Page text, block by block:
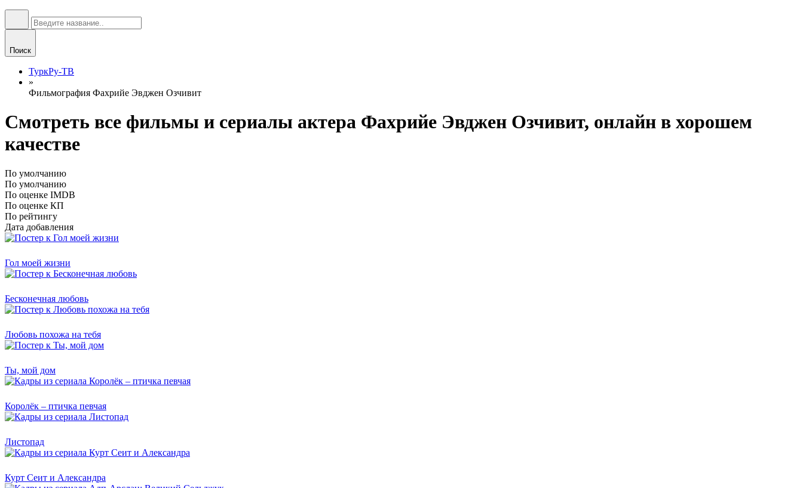
Поиск
ТуркРу-ТВ
»
Фильмография Фахрийе Эвджен Озчивит
Смотреть все фильмы и сериалы актера Фахрийе Эвджен Озчивит, онлайн в хорошем
качестве
По умолчанию
По умолчанию
По оценке IMDB
По оценке КП
По рейтингу
Дата добавления
Гол моей жизни
Бесконечная любовь
Любовь похожа на тебя
Ты, мой дом
Королёк – птичка певчая
Листопад
Курт Сеит и Александра